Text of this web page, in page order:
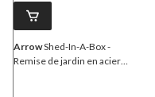
ArrowShed-In-A-Box -
Remise de jardin en acier,